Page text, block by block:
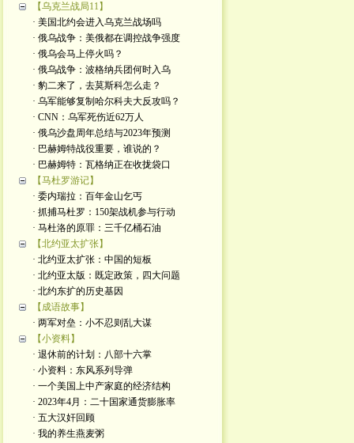
【乌克兰战局11】
· 美国北约会进入乌克兰战场吗
· 俄乌战争：美俄都在调控战争强度
· 俄乌会马上停火吗？
· 俄乌战争：波格纳兵团何时入乌
· 豹二来了，去莫斯科怎么走？
· 乌军能够复制哈尔科夫大反攻吗？
· CNN：乌军死伤近62万人
· 俄乌沙盘周年总结与2023年预测
· 巴赫姆特战役重要，谁说的？
· 巴赫姆特：瓦格纳正在收拢袋口
【马杜罗游记】
· 委内瑞拉：百年金山乞丐
· 抓捕马杜罗：150架战机参与行动
· 马杜洛的原罪：三千亿桶石油
【北约亚太扩张】
· 北约亚太扩张：中国的短板
· 北约亚太版：既定政策，四大问题
· 北约东扩的历史基因
【成语故事】
· 两军对垒：小不忍则乱大谋
【小资料】
· 退休前的计划：八部十六掌
· 小资料：东风系列导弹
· 一个美国上中产家庭的经济结构
· 2023年4月：二十国家通货膨胀率
· 五大汉奸回顾
· 我的养生燕麦粥